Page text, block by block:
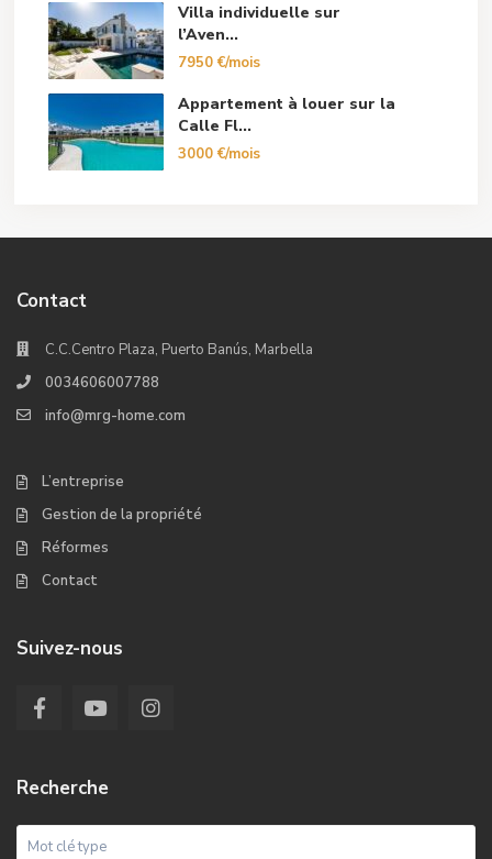
Villa individuelle sur
l’Aven...
7950 €/mois
Appartement à louer sur la
Calle Fl...
3000 €/mois
Contact
C.C.Centro Plaza, Puerto Banús, Marbella
0034606007788
info@mrg-home.com
L’entreprise
Gestion de la propriété
Réformes
Contact
Suivez-nous
Recherche